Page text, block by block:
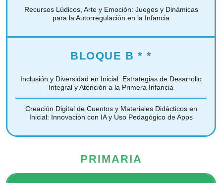
Recursos Lúdicos, Arte y Emoción: Juegosy Dinámicas
para la Autorregulación en la Infancia
BLOQUE B * *
Inclusión y Diversidad en Inicial: Estrategias de Desarrollo
Integral y Atención a la Primera Infancia
Creación Digital de Cuentos y MaterialesDidácticos en
Inicial: Innovación con IA y Uso Pedagógico de Apps
PRIMARIA